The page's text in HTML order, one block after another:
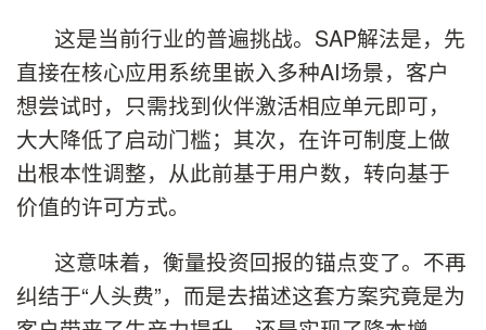
这是当前行业的普遍挑战。SAP解法是，先
直接在核心应用系统里嵌入多种AI场景，客户
想尝试时，只需找到伙伴激活相应单元即可，
大大降低了启动门槛；其次，在许可制度上做
出根本性调整，从此前基于用户数，转向基于
价值的许可方式。
这意味着，衡量投资回报的锚点变了。不再
纠结于“人头费”，而是去描述这套方案究竟是为